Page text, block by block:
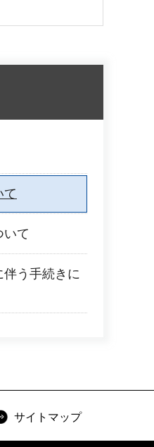
て
いて
う手続きに
サイトマップ